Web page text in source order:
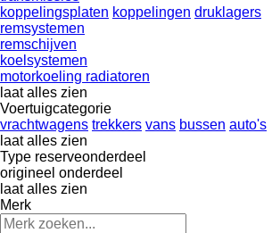
koppelingsplaten koppelingen druklagers
remsystemen
remschijven
koelsystemen
motorkoeling radiatoren
laat alles zien
Voertuigcategorie
vrachtwagens trekkers vans bussen auto's
laat alles zien
Type reserveonderdeel
origineel onderdeel
laat alles zien
Merk